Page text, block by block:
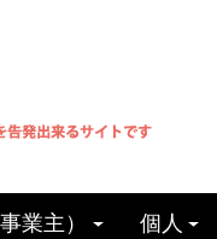
業主） 個人